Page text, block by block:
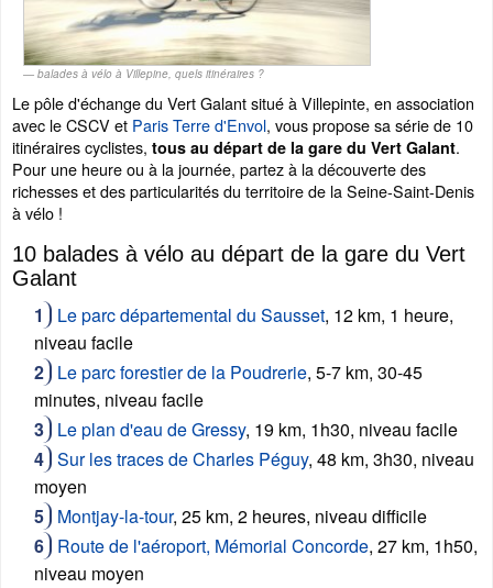
balades à vélo à Villepine, quels itinéraires ?
Le pôle d'échange du Vert Galant situé à Villepinte, en association
avec le CSCV et Paris Terre d'Envol, vous propose sa série de 10
itinéraires cyclistes, tous au départ de la gare du Vert Galant.
Pour une heure ou à la journée, partez à la découverte des
richesses et des particularités du territoire de la Seine-Saint-Denis
à vélo !
10 balades à vélo au départ de la gare du Vert
Galant
Le parc départemental du Sausset, 12 km, 1 heure,
niveau facile
Le parc forestier de la Poudrerie, 5-7 km, 30-45
minutes, niveau facile
Le plan d'eau de Gressy, 19 km, 1h30, niveau facile
Sur les traces de Charles Péguy, 48 km, 3h30, niveau
moyen
Montjay-la-tour, 25 km, 2 heures, niveau difficile
Route de l'aéroport, Mémorial Concorde, 27 km, 1h50,
niveau moyen